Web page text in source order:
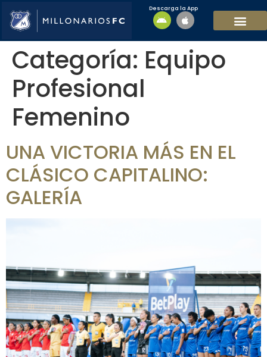
Descarga la App
Categoría: Equipo
Profesional
Femenino
UNA VICTORIA MÁS EN EL
CLÁSICO CAPITALINO:
GALERÍA